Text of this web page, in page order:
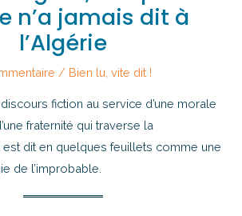
n’a jamais dit à
l’Algérie
/ Bien lu, vite dit !
fiction au service d’une morale
fraternité qui traverse la
est dit en quelques feuillets comme une
de l’improbable.